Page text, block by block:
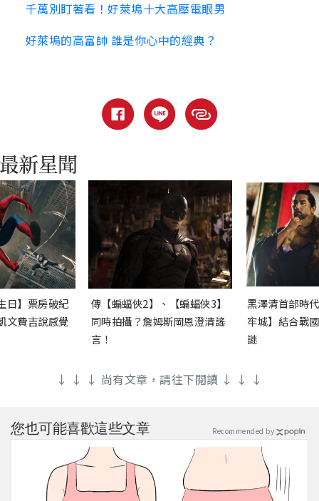
千萬別盯著看！好萊塢十大高壓電眼男
好萊塢的高富帥 誰是你心中的經典？
日】票房破紀
文費吉說感覺
傳【蝙蝠俠2】、【蝙蝠俠3】
同時拍攝？詹姆斯岡恩澄清謠
言！
黑澤清首部時
牢城】結合戰
謎
↓ ↓ ↓ 尚有文章，請往下閱讀 ↓ ↓ ↓
您也可能喜歡這些文章 Recommended by